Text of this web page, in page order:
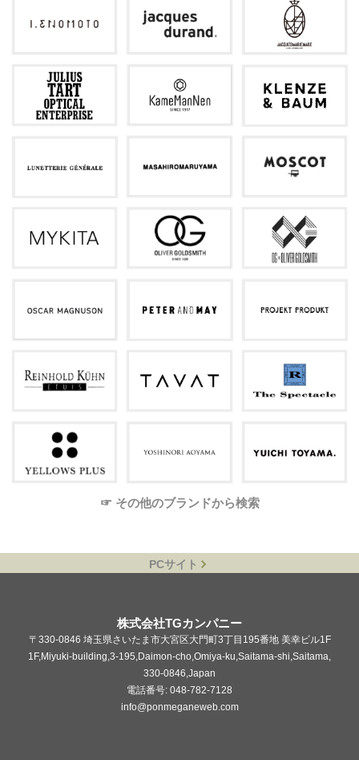
☞ その他のブランドから検索
PCサイト
株式会社TGカンパニー
〒330-0846 埼玉県さいたま市大宮区大門町3丁目195番地 美幸ビル1F
1F,Miyuki-building,3-195,Daimon-cho,Omiya-ku,Saitama-shi,Saitama,
330-0846,Japan
電話番号: 048-782-7128
info@ponmeganeweb.com